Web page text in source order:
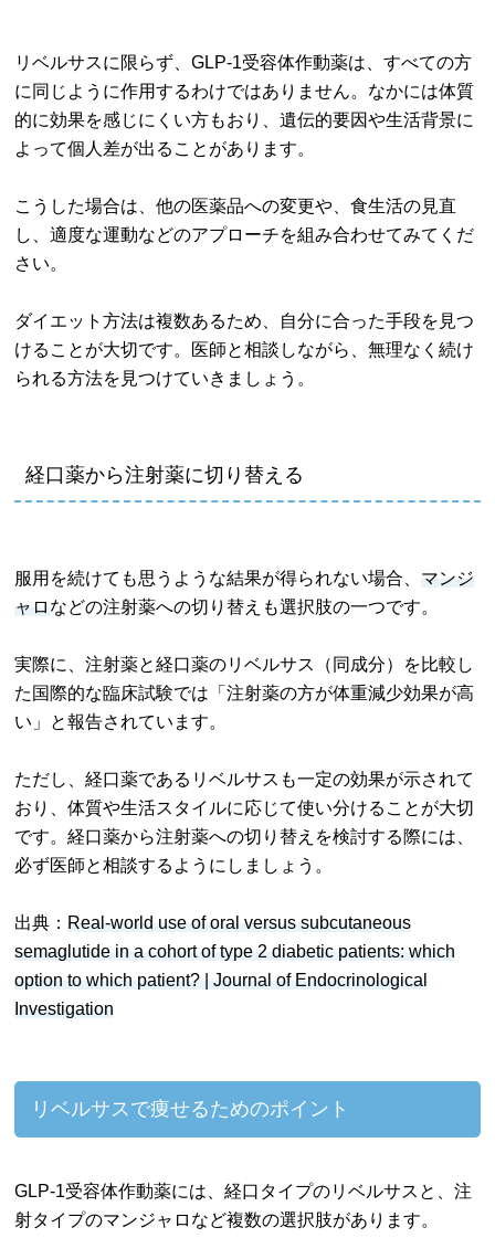
リベルサスに限らず、GLP-1受容体作動薬は、すべての方
に同じように作用するわけではありません。なかには体質
的に効果を感じにくい方もおり、遺伝的要因や生活背景に
よって個人差が出ることがあります。
こうした場合は、他の医薬品への変更や、食生活の見直
し、適度な運動などのアプローチを組み合わせてみてくだ
さい。
ダイエット方法は複数あるため、自分に合った手段を見つ
けることが大切です。医師と相談しながら、無理なく続け
られる方法を見つけていきましょう。
経口薬から注射薬に切り替える
服用を続けても思うような結果が得られない場合、 マンジ
ャロ などの注射薬への切り替えも選択肢の一つです。
実際に、​注射薬と経口薬のリベルサス（同成分）を比較し
た国際的な臨床試験では「注射薬の方が体重減少効果が高
い」と報告されています。
ただし、経口薬であるリベルサスも一定の効果が示されて
おり、体質や生活スタイルに応じて使い分けることが大切
です。経口薬から注射薬への切り替えを検討する際には、
必ず医師と相談するようにしましょう。
出典： Real-world use of oral versus subcutaneous
semaglutide in a cohort of type 2 diabetic patients: which
option to which patient? | Journal of Endocrinological
Investigation
リベルサスで痩せるためのポイント
GLP-1受容体作動薬には、経口タイプのリベルサスと、注
射タイプのマンジャロなど複数の選択肢があります。